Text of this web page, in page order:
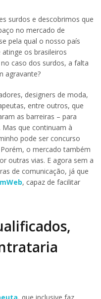
surdos e descobrimos que
no mercado de
pela qual o nosso país
os brasileiros
caso dos surdos, a falta
agravante?
designers de moda,
entre outros, que
as barreiras – para
que continuam à
pode ser concurso
o mercado também
outras vias. E agora sem a
de comunicação, já que
, capaz de facilitar